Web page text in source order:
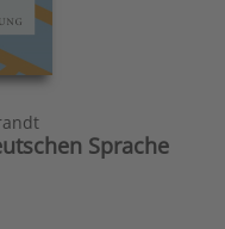
Sprache